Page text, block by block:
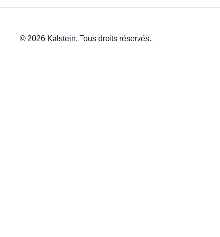
© 2026 Kalstein. Tous droits réservés.